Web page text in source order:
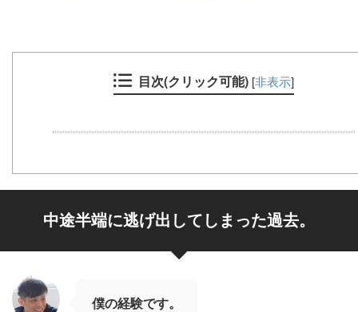
目次(クリック可能) [非表示]
中途半端に逃げ出してしまった過去。
僕の経験です。